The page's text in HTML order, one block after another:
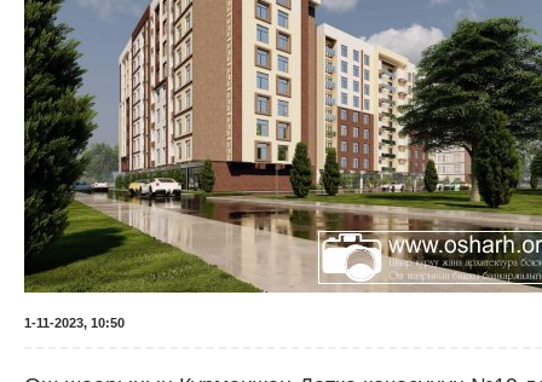
1-11-2023, 10:50